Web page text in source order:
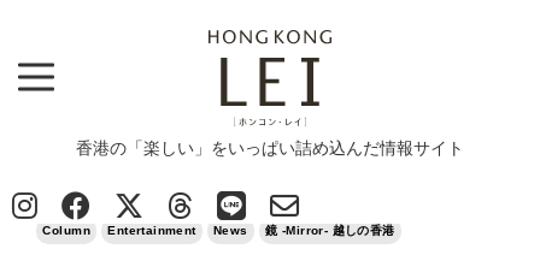
香港の「楽しい」をいっぱい詰め込んだ情報サイト
Column > 鏡 -Mirror- 越しの香港 第27回 メイド・イン・鑽石山
Column Entertainment News 鏡 -Mirror- 越しの香港